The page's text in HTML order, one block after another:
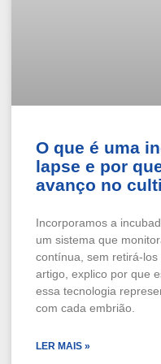
O que é uma
lapse e por
avanço no
Incorporamos a
um sistema que
contínua, sem retirá-
artigo, explico por que
essa tecnologia
com cada embrião.
LER MAIS »